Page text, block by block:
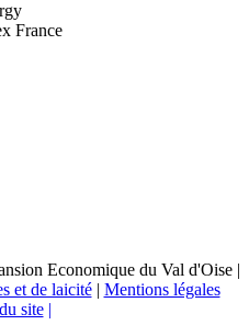
France
Economique du Val d'Oise |
et de laicité| Mentions légales
site |